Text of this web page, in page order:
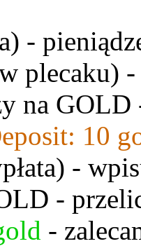
-
plecaku)
na
10
-
-
-